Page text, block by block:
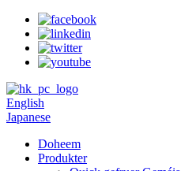
English
Japanese
Doheem
Produkter